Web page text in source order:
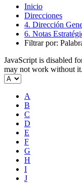
Inicio
Direcciones
4. Dirección
6. Notas
Filtrar por:
JavaScript is disabled
may not work without it.
A
B
C
D
E
F
G
H
I
J